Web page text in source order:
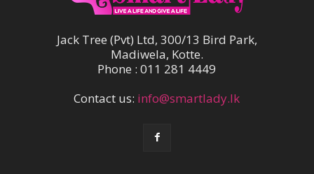
Jack Tree (Pvt) Ltd, 300/13 Bird Park,
Madiwela, Kotte.
Phone : 011 281 4449
Contact us: info@smartlady.lk